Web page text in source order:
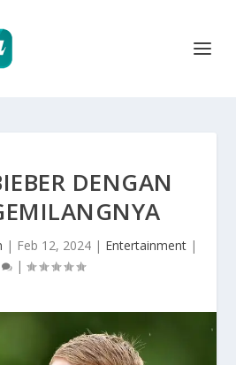
DENGAN
| Feb 12, 2024| Entertainment|
|